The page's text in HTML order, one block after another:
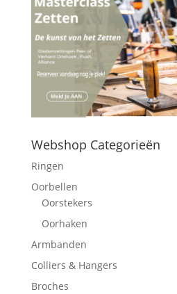
Webshop Categorieën
Ringen
Oorbellen
Oorstekers
Oorhaken
Armbanden
Colliers & Hangers
Broches